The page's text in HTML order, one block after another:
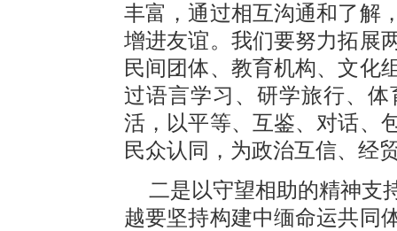
丰富，通过相互沟通和了解
增进友谊。我们要努力拓展
民间团体、教育机构、文化
过语言学习、研学旅行、
活，以平等、互鉴、对话、
民众认同，为政治互信、经
二是以守望相助的精神支
越要坚持构建中缅命运共同